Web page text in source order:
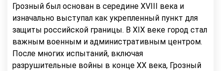
Грозный был основан в середине XVIII века и
изначально выступал как укрепленный пункт для
защиты российской границы. В XIX веке город стал
важным военным и административным центром.
После многих испытаний, включая
разрушительные войны в конце XX века, Грозный